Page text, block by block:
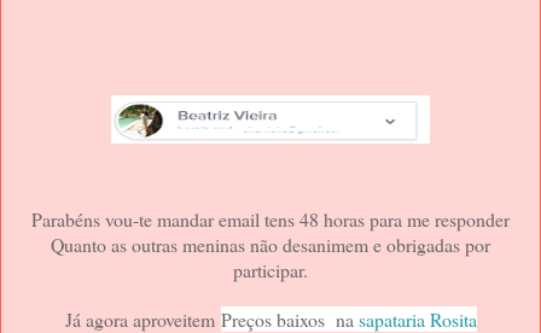
Parabéns vou-te mandar email tens 48 horas para me responder
Quanto as outras meninas não desanimem e obrigadas por
participar.
Já agora aproveitem Preços baixos na sapataria Rosita